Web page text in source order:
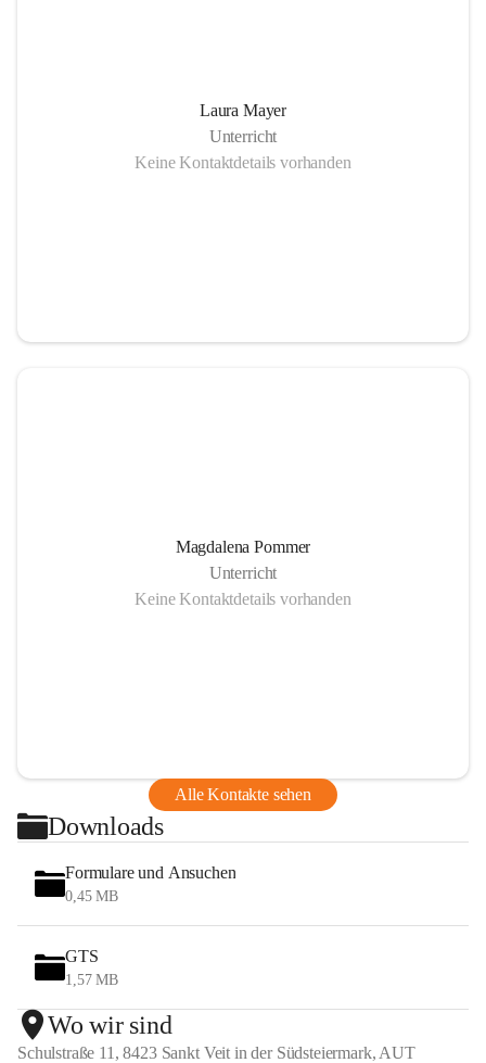
Laura Mayer
Unterricht
Keine Kontaktdetails vorhanden
Magdalena Pommer
Unterricht
Keine Kontaktdetails vorhanden
Alle Kontakte sehen
Downloads
Formulare und Ansuchen
0,45 MB
GTS
1,57 MB
Wo wir sind
Schulstraße 11, 8423 Sankt Veit in der Südsteiermark, AUT